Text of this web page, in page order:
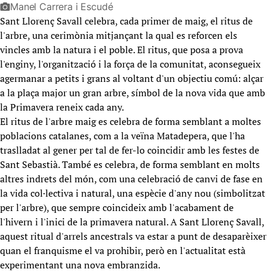
Manel Carrera i Escudé
Sant Llorenç Savall celebra, cada primer de maig, el ritus de
l'arbre, una cerimònia mitjançant la qual es reforcen els
vincles amb la natura i el poble. El ritus, que posa a prova
l'enginy, l'organització i la força de la comunitat, aconsegueix
agermanar a petits i grans al voltant d'un objectiu comú: alçar
a la plaça major un gran arbre, símbol de la nova vida que amb
la Primavera reneix cada any.
El ritus de l'arbre maig es celebra de forma semblant a moltes
poblacions catalanes, com a la veïna Matadepera, que l'ha
traslladat al gener per tal de fer-lo coincidir amb les festes de
Sant Sebastià. També es celebra, de forma semblant en molts
altres indrets del món, com una celebració de canvi de fase en
la vida col·lectiva i natural, una espècie d'any nou (simbolitzat
per l'arbre), que sempre coincideix amb l'acabament de
l'hivern i l'inici de la primavera natural. A Sant Llorenç Savall,
aquest ritual d'arrels ancestrals va estar a punt de desaparèixer
quan el franquisme el va prohibir, però en l'actualitat està
experimentant una nova embranzida.